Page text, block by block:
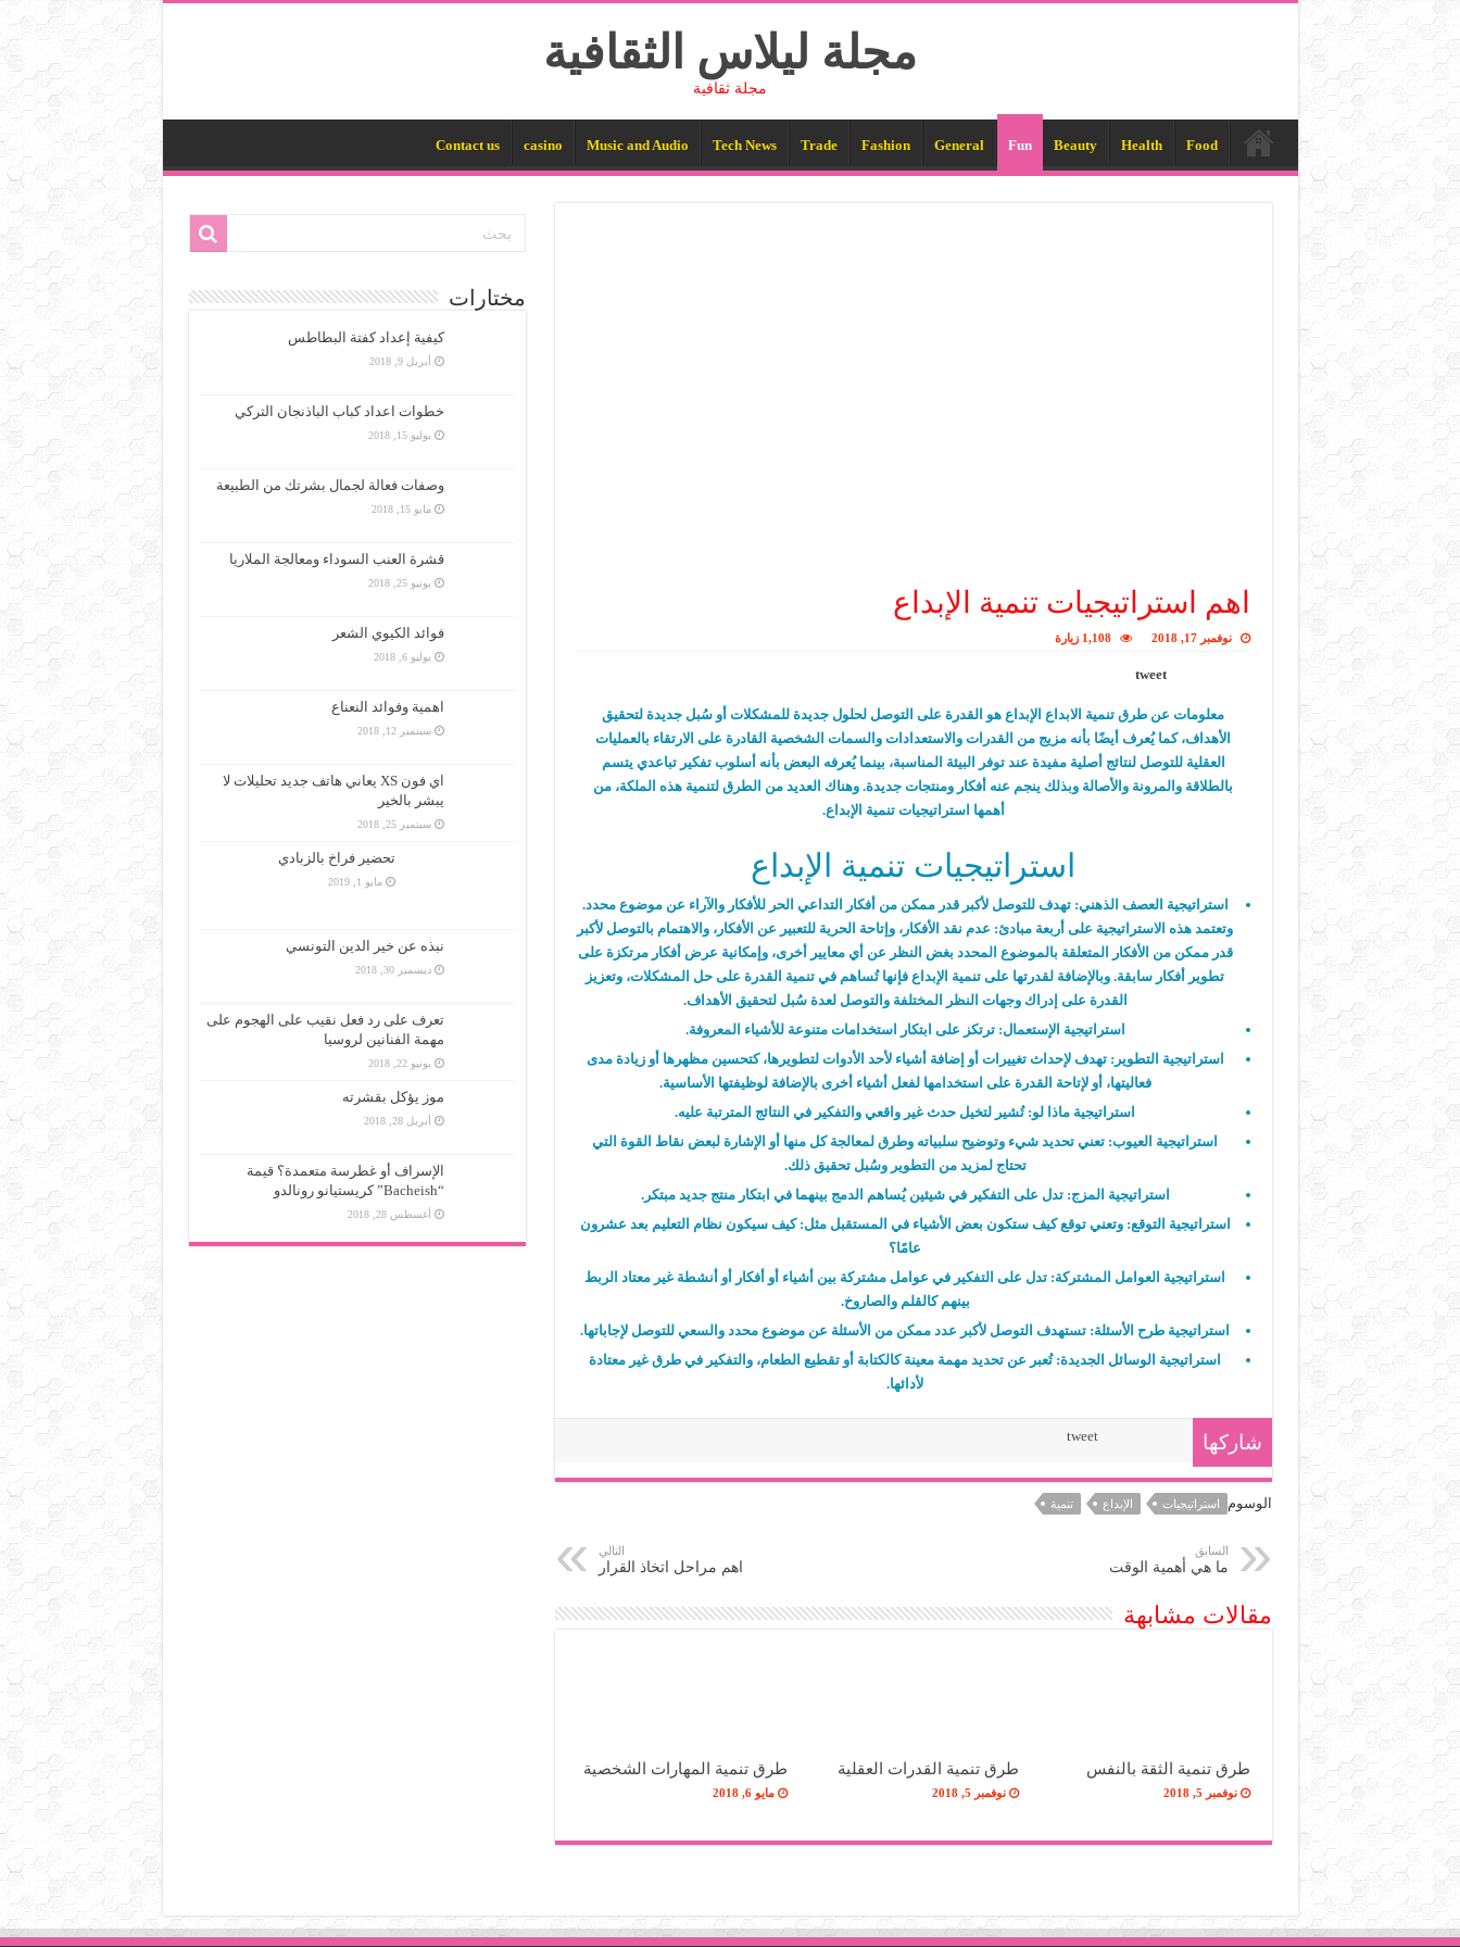
مجلة ليلاس الثقافية
مجلة ثقافية
Food
Health
Beauty
Fun
General
Fashion
Trade
Tech News
Music and Audio
casino
Contact us
اهم استراتيجيات تنمية الإبداع
نوفمبر 17, 2018 1,108 زيارة
tweet
معلومات عن طرق تنمية الابداع الإبداع هو القدرة على التوصل لحلول جديدة للمشكلات أو سُبل جديدة لتحقيق
الأهداف، كما يُعرف أيضًا بأنه مزيج من القدرات والاستعدادات والسمات الشخصية القادرة على الارتقاء بالعمليات
العقلية للتوصل لنتائج أصلية مفيدة عند توفر البيئة المناسبة، بينما يُعرفه البعض بأنه أسلوب تفكير تباعدي يتسم
بالطلاقة والمرونة والأصالة وبذلك ينجم عنه أفكار ومنتجات جديدة. وهناك العديد من الطرق لتنمية هذه الملكة، من
أهمها استراتيجيات تنمية الإبداع.
استراتيجيات تنمية الإبداع
استراتيجية العصف الذهني:تهدف للتوصل لأكبر قدر ممكن من أفكار التداعي الحر للأفكار والآراء عن موضوع محدد.
وتعتمد هذه الاستراتيجية على أربعة مبادئ: عدم نقد الأفكار، وإتاحة الحرية للتعبير عن الأفكار، والاهتمام بالتوصل لأكبر
قدر ممكن من الأفكار المتعلقة بالموضوع المحدد بغض النظر عن أي معايير أخرى، وإمكانية عرض أفكار مرتكزة على
تطوير أفكار سابقة. وبالإضافة لقدرتها على تنمية الإبداع فإنها تُساهم في تنمية القدرة على حل المشكلات، وتعزيز
القدرة على إدراك وجهات النظر المختلفة والتوصل لعدة سُبل لتحقيق الأهداف.
استراتيجية الإستعمال:ترتكز على ابتكار استخدامات متنوعة للأشياء المعروفة.
استراتيجية التطوير:تهدف لإحداث تغييرات أو إضافة أشياء لأحد الأدوات لتطويرها، كتحسين مظهرها أو زيادة مدى
فعاليتها، أو لإتاحة القدرة على استخدامها لفعل أشياء أخرى بالإضافة لوظيفتها الأساسية.
استراتيجية ماذا لو:تُشير لتخيل حدث غير واقعي والتفكير في النتائج المترتبة عليه.
استراتيجية العيوب: تعني تحديد شيء وتوضيح سلبياته وطرق لمعالجة كل منها أو الإشارة لبعض نقاط القوة التي
تحتاج لمزيد من التطوير وسُبل تحقيق ذلك.
استراتيجية المزج:تدل على التفكير في شيئين يُساهم الدمج بينهما في ابتكار منتج جديد مبتكر.
استراتيجية التوقع:وتعني توقع كيف ستكون بعض الأشياء في المستقبل مثل: كيف سيكون نظام التعليم بعد عشرون
عامًا؟
استراتيجية العوامل المشتركة: تدل على التفكير في عوامل مشتركة بين أشياء أو أفكار أو أنشطة غير معتاد الربط
بينهم كالقلم والصاروخ.
استراتيجية طرح الأسئلة: تستهدف التوصل لأكبر عدد ممكن من الأسئلة عن موضوع محدد والسعي للتوصل لإجاباتها.
استراتيجية الوسائل الجديدة:تُعبر عن تحديد مهمة معينة كالكتابة أو تقطيع الطعام، والتفكير في طرق غير معتادة
لأدائها.
شاركها tweet
الوسوم استراتيجيات الإبداع تنمية
السابق
ما هي أهمية الوقت
التالي
اهم مراحل اتخاذ القرار
مقالات مشابهة
طرق تنمية الثقة بالنفس
نوفمبر 5, 2018
طرق تنمية القدرات العقلية
نوفمبر 5, 2018
طرق تنمية المهارات الشخصية
مايو 6, 2018
مختارات
كيفية إعداد كفتة البطاطس
أبريل 9, 2018
خطوات اعداد كباب الباذنجان التركي
يوليو 15, 2018
وصفات فعالة لجمال بشرتك من الطبيعة
مايو 15, 2018
قشرة العنب السوداء ومعالجة الملاريا
يونيو 25, 2018
فوائد الكيوي الشعر
يوليو 6, 2018
اهمية وفوائد النعناع
سبتمبر 12, 2018
اي فون XS يعاني هاتف جديد تحليلات لا
يبشر بالخير
سبتمبر 25, 2018
تحضير فراخ بالزبادي
مايو 1, 2019
نبذه عن خير الدين التونسي
ديسمبر 30, 2018
تعرف على رد فعل نقيب على الهجوم على
مهمة الفنانين لروسيا
يونيو 22, 2018
موز يؤكل بقشرته
أبريل 28, 2018
الإسراف أو غطرسة متعمدة؟ قيمة
“Bacheish” كريستيانو رونالدو
أغسطس 28, 2018